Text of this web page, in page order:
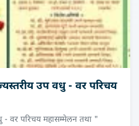
उप वधु - वर परिचय
वर परिचय महासम्मेलन तथा "